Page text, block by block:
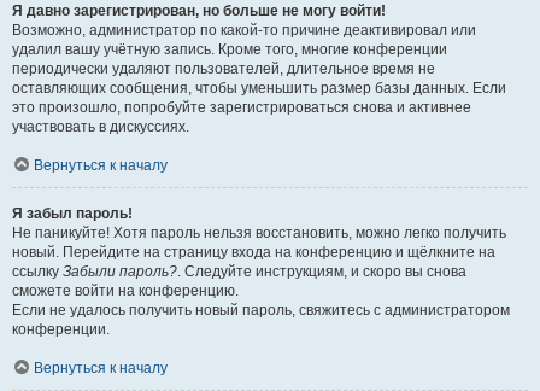
Я давно зарегистрирован, но больше не могу войти!
Возможно, администратор по какой-то причине деактивировал или
удалил вашу учётную запись. Кроме того, многие конференции
периодически удаляют пользователей, длительное время не
оставляющих сообщения, чтобы уменьшить размер базы данных. Если
это произошло, попробуйте зарегистрироваться снова и активнее
участвовать в дискуссиях.
Вернуться к началу
Я забыл пароль!
Не паникуйте! Хотя пароль нельзя восстановить, можно легко получить
новый. Перейдите на страницу входа на конференцию и щёлкните на
ссылку Забыли пароль? . Следуйте инструкциям, и скоро вы снова
сможете войти на конференцию.
Если не удалось получить новый пароль, свяжитесь с администратором
конференции.
Вернуться к началу